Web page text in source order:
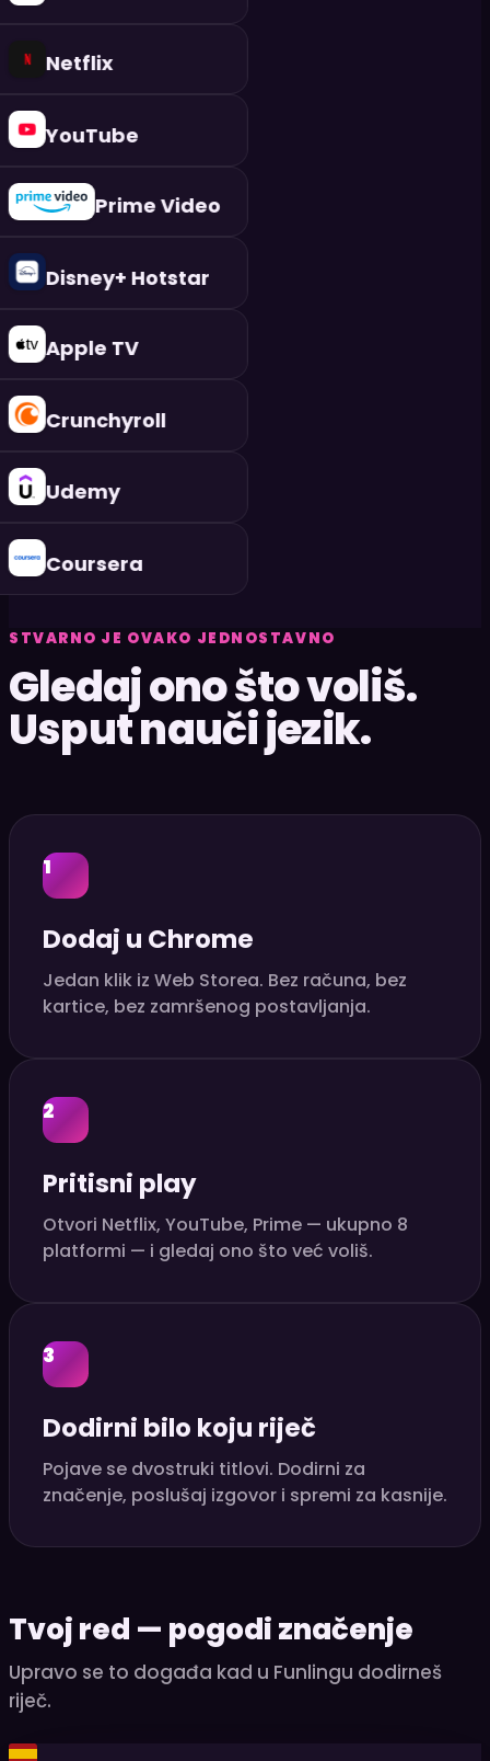
Netflix
YouTube
Prime Video
Disney+ Hotstar
Apple TV
Crunchyroll
Udemy
Coursera
STVARNO JE OVAKO JEDNOSTAVNO
Gledaj ono što voliš.
Usput nauči jezik.
1
Dodaj u Chrome
Jedan klik iz Web Storea. Bez računa, bez
kartice, bez zamršenog postavljanja.
2
Pritisni play
Otvori Netflix, YouTube, Prime — ukupno 8
platformi — i gledaj ono što već voliš.
3
Dodirni bilo koju riječ
Pojave se dvostruki titlovi. Dodirni za
značenje, poslušaj izgovor i spremi za kasnije.
Tvoj red — pogodi značenje
Upravo se to događa kad u Funlingu dodirneš
riječ.